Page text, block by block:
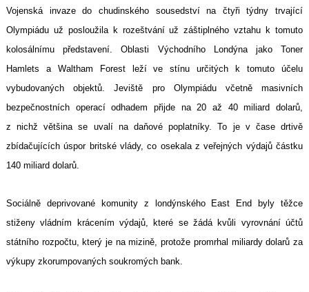
Vojenská invaze do chudinského sousedství na čtyři týdny trvající
Olympiádu už posloužila k rozeštvání už záštiplného vztahu k tomuto
kolosálnímu představení. Oblasti Východního Londýna jako Toner
Hamlets a Waltham Forest leží ve stínu určitých k tomuto účelu
vybudovaných objektů. Jeviště pro Olympiádu včetně masivních
bezpečnostních operací odhadem přijde na 20 až 40 miliard dolarů,
z nichž většina se uvalí na daňové poplatníky. To je v čase drtivě
zbídačujících úspor britské vlády, co osekala z veřejných výdajů částku
140 miliard dolarů.
Sociálně deprivované komunity z londýnského East End byly těžce
stiženy vládním krácením výdajů, které se žádá kvůli vyrovnání účtů
státního rozpočtu, který je na mizině, protože promrhal miliardy dolarů za
výkupy zkorumpovaných soukromých bank.